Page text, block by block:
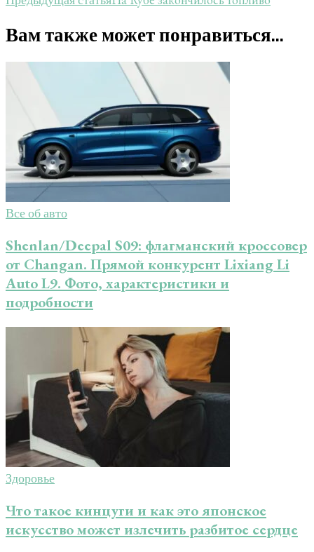
Вам также может понравиться...
Все об авто
Shenlan/Deepal S09: флагманский кроссовер
от Changan. Прямой конкурент Lixiang Li
Auto L9. Фото, характеристики и
подробности
Здоровье
Что такое кинцуги и как это японское
искусство может излечить разбитое сердце